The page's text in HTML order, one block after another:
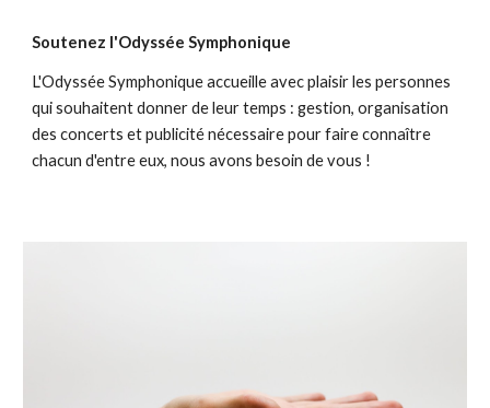
Soutenez l'Odyssée Symphonique
L'Odyssée Symphonique accueille avec plaisir les personnes
qui souhaitent donner de leur temps : gestion, organisation
des concerts et publicité nécessaire pour faire connaître
chacun d'entre eux, nous avons besoin de vous !